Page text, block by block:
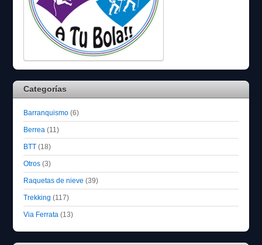
Categorías
Barranquismo (6)
Berrea (11)
BTT (18)
Otros (3)
Raquetas de nieve (39)
Trekking (117)
Via Ferrata (13)